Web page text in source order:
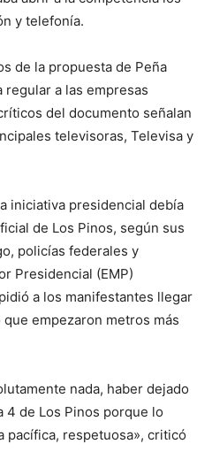
y telefonía.
de la propuesta de Peña
regular a las empresas
del documento señalan
televisoras, Televisa y
iniciativa presidencial debía
de Los Pinos, según sus
policías federales y
Presidencial (EMP)
a los manifestantes llegar
empezaron metros más
nada, haber dejado
4 de Los Pinos porque lo
pacífica, respetuosa», criticó